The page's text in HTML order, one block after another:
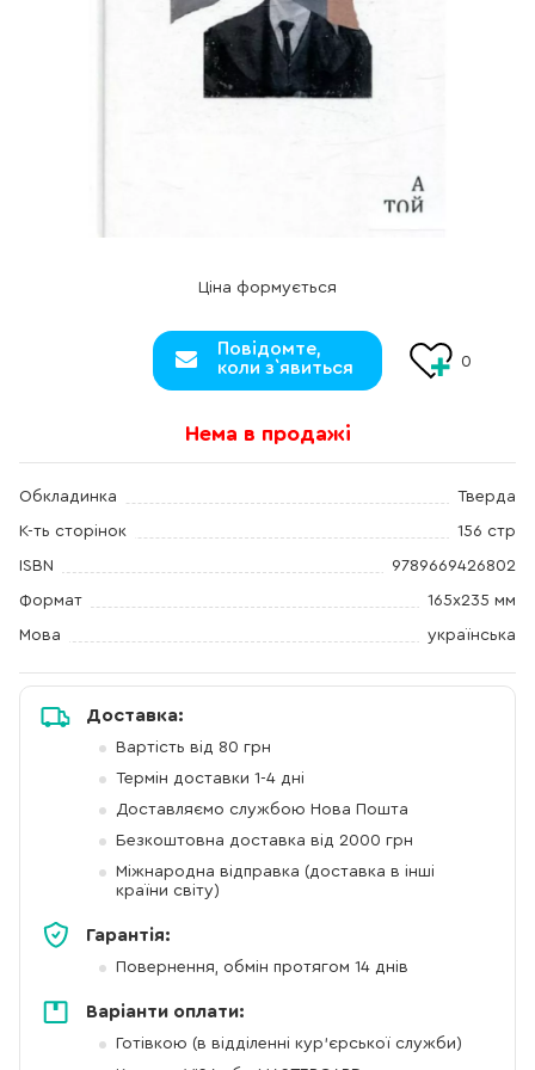
Ціна формується
Повідомте,
коли з`явиться
0
Нема в продажі
Обкладинка Тверда
К-ть сторінок 156 стр
ISBN 9789669426802
Формат 165х235 мм
Мова українська
Доставка:
Вартість від 80 грн
Термін доставки 1-4 дні
Доставляємо службою Нова Пошта
Безкоштовна доставка від 2000 грн
Міжнародна відправка (доставка в інші
країни світу)
Гарантія:
Повернення, обмін протягом 14 днів
Варіанти оплати:
Готівкою (в відділенні кур'єрської служби)